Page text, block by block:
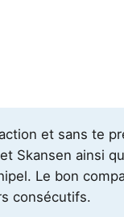
et sans te
Skansen ainsi
Le bon
consécutifs.